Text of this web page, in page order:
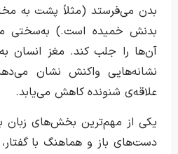
بدن می‌فرستد (مثلاً پشت به
بدنش خمیده است.) به‌سختی
آن‌ها را جلب کند. مغز انسان
نشانه‌هایی واکنش نشان
علاقه‌ی شنونده کاهش می‌یابد.
یکی از مهم‌ترین بخش‌های
دست‌های باز و هماهنگ با